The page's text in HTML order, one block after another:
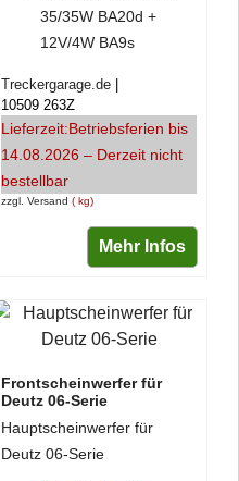
35/35W BA20d +
12V/4W BA9s
zzgl. Versand kg
Treckergarage.de
10509 263Z
Lieferzeit:Betriebsferien bis
14.08.2026 – Derzeit nicht
bestellbar
Mehr Infos
Frontscheinwerfer für
Deutz 06-Serie
Hauptscheinwerfer für
Deutz 06-Serie